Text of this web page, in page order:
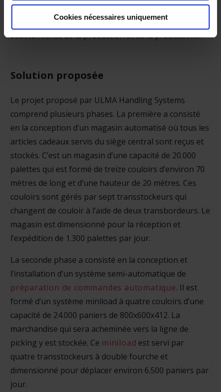
Cookies nécessaires uniquement
caractérisée par une croissance extraordinaire de
l’activité et par le besoin d’obtenir des améliorations
substantielles de la production et de la productivité.
Solution proposée
Le projet proposé par ULMA Handling Systems
comprend plusieurs phases. La première a consisté
en la conception d’un magasin automatisé où tous les
articles cadeaux servis du siège central sont reçus et
stockés. C’est un magasin d’une capacité de 20.000
palettes qui est formé de treize couloirs d’environ 70
mètres de long et d’une hauteur de 20 mètres. Ces
couloirs sont gérés par sept transstockeurs qui
changent de couloir à l’aide de deux transbordeurs. Le
magasin est dimensionné pour la réception et
l’expédition de 1.300 palettes par jour.
La seconde phase a consisté en la conception et
l’installation d’un système semi-automatique de
préparation de commandes automatique. Il est
formé d’un système miniload à quatre couloirs d’une
capacité de 24.000 paniers de 800x600x412. La
marchandise qui sera acheminée vers la ligne de
picking y est stockée. Ce miniload est servi par
quatre transstockeurs à double fourche et
dimensionné pour déplacer environ 6.500 paniers par
jour.